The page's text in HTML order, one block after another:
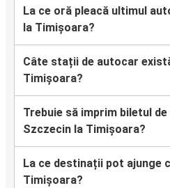
La ce oră pleacă ultimul
la Timișoara?
Câte stații de autocar
Timișoara?
Trebuie să imprim biletul
Szczecin la Timișoara?
La ce destinații pot ajunge
Timișoara?